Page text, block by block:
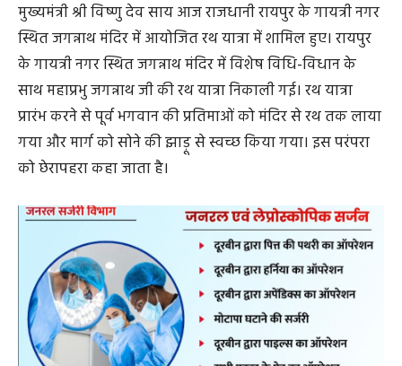
मुख्यमंत्री श्री विष्णु देव साय आज राजधानी रायपुर के गायत्री नगर
स्थित जगन्नाथ मंदिर में आयोजित रथ यात्रा में शामिल हुए। रायपुर
के गायत्री नगर स्थित जगन्नाथ मंदिर में विशेष विधि-विधान के
साथ महाप्रभु जगन्नाथ जी की रथ यात्रा निकाली गई। रथ यात्रा
प्रारंभ करने से पूर्व भगवान की प्रतिमाओं को मंदिर से रथ तक लाया
गया और मार्ग को सोने की झाड़ू से स्वच्छ किया गया। इस परंपरा
को छेरापहरा कहा जाता है।